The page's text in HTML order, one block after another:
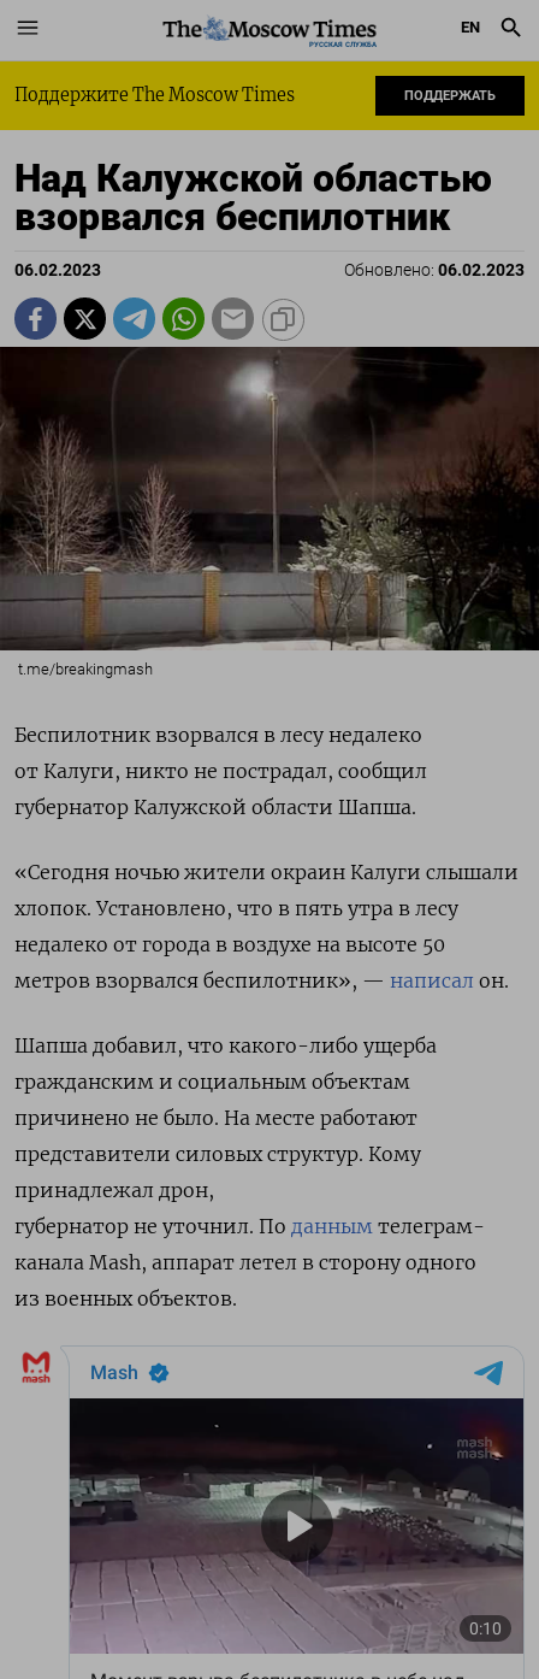
РУССКАЯ СЛУЖБА
EN
Поддержите The Moscow Times ПОДДЕРЖАТЬ
Над Калужской областью
взорвался беспилотник
06.02.2023 Обновлено: 06.02.2023
t.me/breakingmash
Беспилотник взорвался в лесу недалеко
от Калуги, никто не пострадал, сообщил
губернатор Калужской области Шапша.
«Сегодня ночью жители окраин Калуги слышали
хлопок. Установлено, что в пять утра в лесу
недалеко от города в воздухе на высоте 50
метров взорвался беспилотник», — написал он.
Шапша добавил, что какого-либо ущерба
гражданским и социальным объектам
причинено не было. На месте работают
представители силовых структур. Кому
принадлежал дрон,
губернатор не уточнил. По данным телеграм-
канала Mash, аппарат летел в сторону одного
из военных объектов.